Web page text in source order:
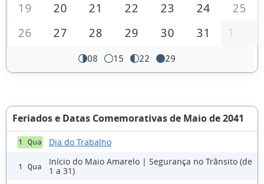
19
20 21 22 23 24
25
26
27 28 29 30 31 1
08 15 22 29
Feriados e Datas Comemorativas de Maio de 2041
1 Qua Dia do Trabalho
1 Qua
Início do Maio Amarelo | Segurança no Trânsito (de
1 a 31)